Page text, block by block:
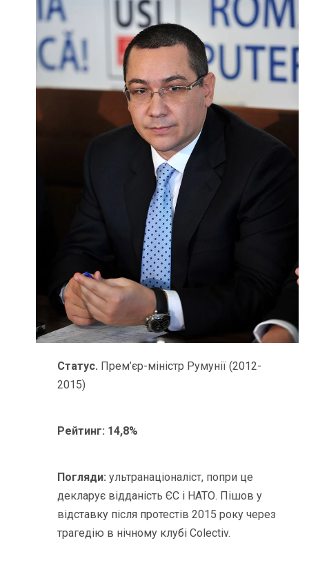
Статус. Прем’єр-міністр Румунії (2012-
2015)
Рейтинг: 14,8%
Погляди: ультранаціоналіст, попри це
декларує відданість ЄС і НАТО. Пішов у
відставку після протестів 2015 року через
трагедію в нічному клубі Colectiv.